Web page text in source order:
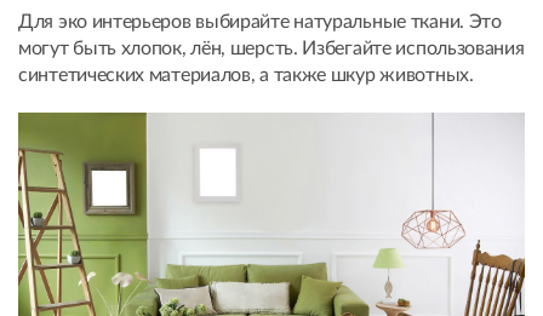
Для эко интерьеров выбирайте натуральные ткани. Это
могут быть хлопок, лён, шерсть. Избегайте использования
синтетических материалов, а также шкур животных.